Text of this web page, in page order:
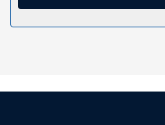
Attrattive della proprietà
l’uso gratuito di una palestra